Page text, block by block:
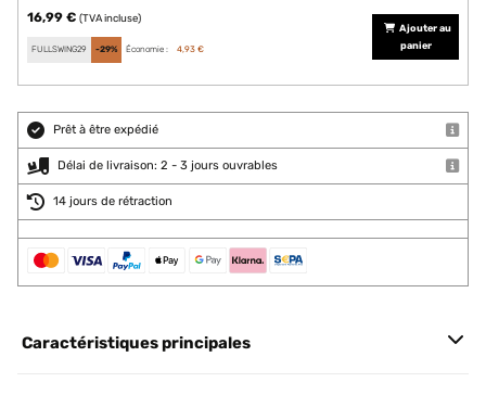
16,99 € (TVA incluse)
FULLSWING29 -29% Économie : 4,93 €
Ajouter au
panier
Prêt à être expédié
Délai de livraison: 2 - 3 jours ouvrables
14 jours de rétraction
Caractéristiques principales